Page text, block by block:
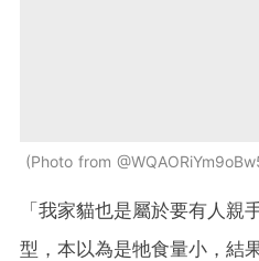
Photo from
「我家貓也是屬於要有人親
型，本以為是牠食量小，結